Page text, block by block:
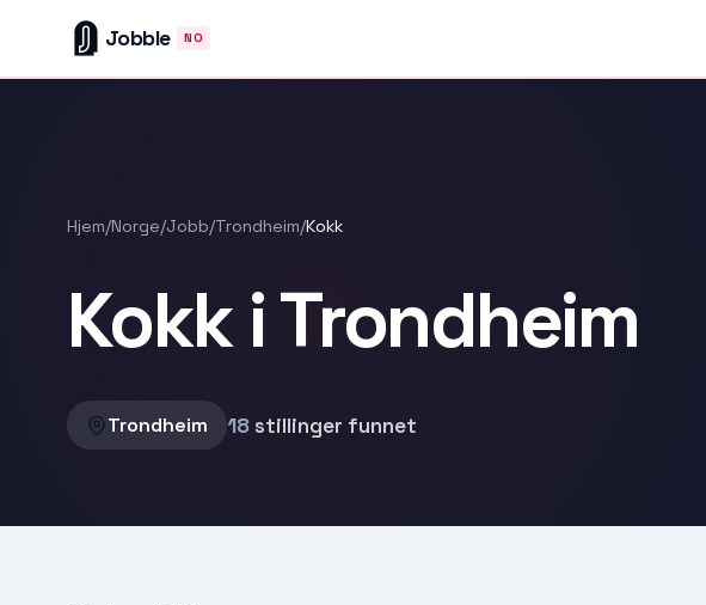
Jobble NO
Hjem/Norge/Jobb/Trondheim/Kokk
Kokk i Trondheim
Trondheim 18stillinger funnet